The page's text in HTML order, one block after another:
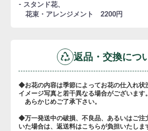
- スタンド花、
花束・アレンジメント 2200円
返品・交換につ
◆お花の内容は季節によってお花の仕入れ状
イメージ写真と若干異なる場合がございます。
あらかじめご了承下さい。
◆万一発送中の破損、不良品、あるいはご注
いた場合は、返送料はこちらが負担いたしま